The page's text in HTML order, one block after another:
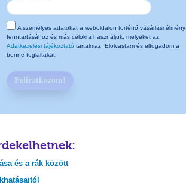
A személyes adatokat a weboldalon történő vásárlási élmény
fenntartásához és más célokra használjuk, melyeket az
Adatkezelési tájékoztató tartalmaz. Elolvastam és elfogadom a
benne foglaltakat.
Feliratkozom!
és a rák között